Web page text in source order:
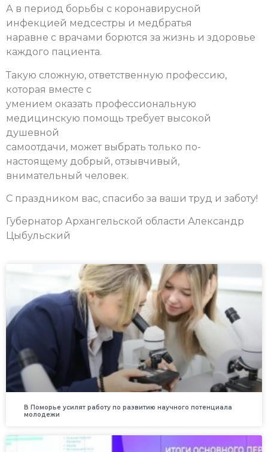
А в период борьбы с коронавирусной
инфекцией медсестры и медбратья
наравне с врачами борются за жизнь и здоровье
каждого пациента.
Такую сложную, ответственную профессию,
которая вместе с
умением оказать профессиональную
медицинскую помощь требует высокой
душевной
самоотдачи, может выбрать только по-
настоящему добрый, отзывчивый,
внимательный человек.
С праздником вас, спасибо за ваши труд и заботу!
Губернатор Архангельской области Александр
Цыбульский
В Поморье усилят работу по развитию научного потенциала
молодежи